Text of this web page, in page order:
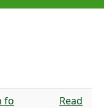
fo
Read